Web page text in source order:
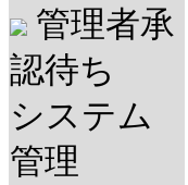
管理者承
認待ち
システム
管理